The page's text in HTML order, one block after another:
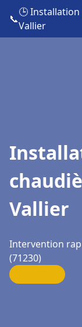
📞
🕒
Vallier
Vallier
Intervention
(71230)